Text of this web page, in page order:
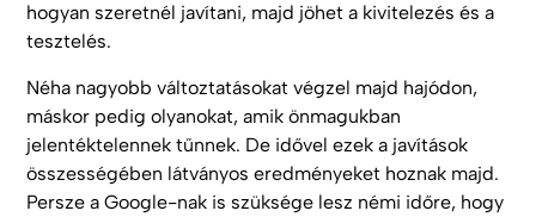
hogyan szeretnél javítani, majd jöhet a kivitelezés és a
tesztelés.
Néha nagyobb változtatásokat végzel majd hajódon,
máskor pedig olyanokat, amik önmagukban
jelentéktelennek tűnnek. De idővel ezek a javítások
összességében látványos eredményeket hoznak majd.
Persze a Google-nak is szüksége lesz némi időre, hogy